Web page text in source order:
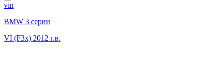
vin
BMW 3 серии
VI (F3x) 2012 г.в.